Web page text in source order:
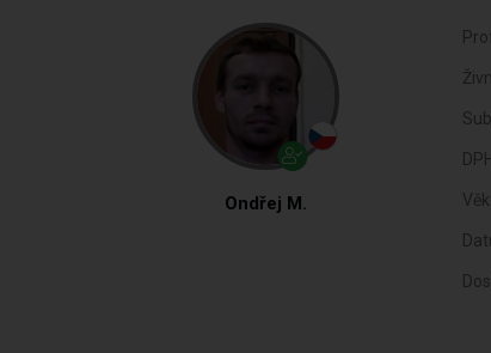
Ondřej M.
DPH:
Věk: